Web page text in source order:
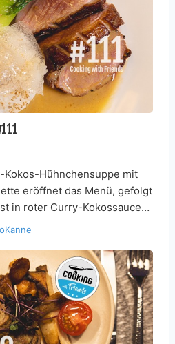
Kokos-Hühnchensuppe mit
eröffnet das Menü, gefolgt
in roter Curry-Kokossauce…